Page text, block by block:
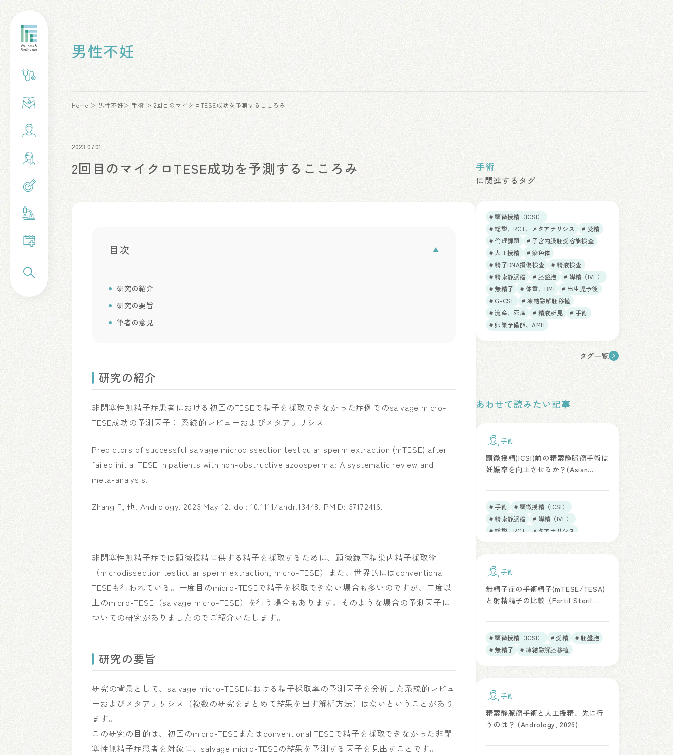
男性不妊
Home 男性不妊 手術 2回目のマイクロTESE成功を予測するこころみ
2023.07.01
2回目のマイクロTESE成功を予測するこころみ
目次
研究の紹介
研究の要旨
筆者の意見
研究の紹介
非閉塞性無精子症患者における初回のTESEで精子を採取できなかった症例でのsalvage micro-
TESE成功の予測因子： 系統的レビューおよびメタアナリシス
Predictors of successful salvage microdissection testicular sperm extraction (mTESE) after
failed initial TESE in patients with non-obstructive azoospermia: A systematic review and
meta-analysis.
Zhang F, 他. Andrology. 2023 May 12. doi: 10.1111/andr.13448. PMID: 37172416.
非閉塞性無精子症では顕微授精に供する精子を採取するために、顕微鏡下精巣内精子採取術
（microdissection testicular sperm extraction, micro-TESE）また、世界的にはconventional
TESEも行われている。一度目のmicro-TESEで精子を採取できない場合も多いのですが、二度以
上のmicro-TESE（salvage micro-TESE）を行う場合もあります。そのような場合の予測因子に
ついての研究がありましたのでご紹介いたします。
研究の要旨
研究の背景として、salvage micro-TESEにおける精子採取率の予測因子を分析した系統的レビュ
ーおよびメタアナリシス（複数の研究をまとめて結果を出す解析方法）はないということがあり
ます。
この研究の目的は、初回のmicro-TESEまたはconventional TESEで精子を採取できなかった非閉
塞性無精子症患者を対象に、salvage micro-TESEの結果を予測する因子を見出すことです。
手術
に関連するタグ
# 顕微授精（ICSI）
# 総説、RCT、メタアナリシス
# 受精
# 倫理課題
# 子宮内膜胚受容能検査
# 人工授精
# 染色体
# 精子DNA損傷検査
# 精液検査
# 精索静脈瘤
# 胚盤胞
# 媒精（IVF）
# 無精子
# 体重、BMI
# 出生児予後
# G-CSF
# 凍結融解胚移植
# 流産、死産
# 精液所見
# 手術
# 卵巣予備能、AMH
タグ一覧
あわせて読みたい記事
手術
顕微授精(ICSI)前の精索静脈瘤手術は
妊娠率を向上させるか？(Asian
# 手術
# 顕微授精（ICSI）
# 精索静脈瘤
# 媒精（IVF）
# 総説、RCT、メタアナリシス
手術
無精子症の手術精子(mTESE/TESA)
と射精精子の比較（Fertil Steril.
# 顕微授精（ICSI） # 受精
# 胚盤胞
# 無精子
# 凍結融解胚移植
手術
精索静脈瘤手術と人工授精、先に行
うのは？ (Andrology, 2026)